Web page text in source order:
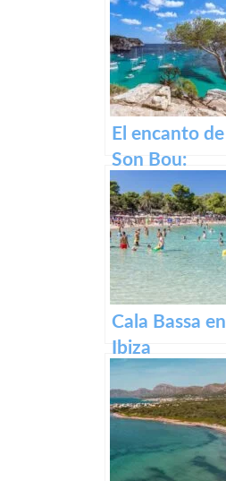
El encanto de
Son Bou:
descubre la
belleza de
Menorca
Cala Bassa en
Ibiza